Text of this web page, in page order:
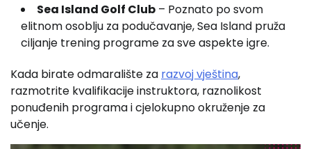
Sea Island Golf Club – Poznato po svom
elitnom osoblju za podučavanje, Sea Island pruža
ciljanje trening programe za sve aspekte igre.
Kada birate odmaralište za razvoj vještina,
razmotrite kvalifikacije instruktora, raznolikost
ponuđenih programa i cjelokupno okruženje za
učenje.